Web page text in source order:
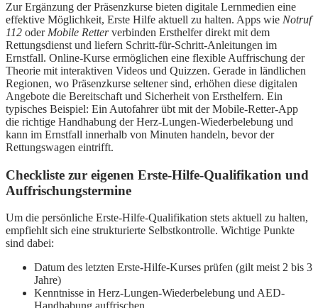
Zur Ergänzung der Präsenzkurse bieten digitale Lernmedien eine
effektive Möglichkeit, Erste Hilfe aktuell zu halten. Apps wie Notruf
112 oder Mobile Retterverbinden Ersthelfer direkt mit dem
Rettungsdienst und liefern Schritt-für-Schritt-Anleitungen im
Ernstfall. Online-Kurse ermöglichen eine flexible Auffrischung der
Theorie mit interaktiven Videos und Quizzen. Gerade in ländlichen
Regionen, wo Präsenzkurse seltener sind, erhöhen diese digitalen
Angebote die Bereitschaft und Sicherheit von Ersthelfern. Ein
typisches Beispiel: Ein Autofahrer übt mit der Mobile-Retter-App
die richtige Handhabung der Herz-Lungen-Wiederbelebung und
kann im Ernstfall innerhalb von Minuten handeln, bevor der
Rettungswagen eintrifft.
Checkliste zur eigenen Erste-Hilfe-Qualifikation und
Auffrischungstermine
Um die persönliche Erste-Hilfe-Qualifikation stets aktuell zu halten,
empfiehlt sich eine strukturierte Selbstkontrolle. Wichtige Punkte
sind dabei:
Datum des letzten Erste-Hilfe-Kurses prüfen (gilt meist 2 bis 3
Jahre)
Kenntnisse in Herz-Lungen-Wiederbelebung und AED-